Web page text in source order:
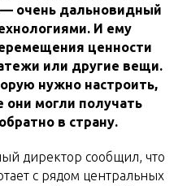
— очень дальновидный
И ему
ценности
или другие вещи.
нужно настроить,
они могли получать
в страну.
директор сообщил, что
с рядом центральных